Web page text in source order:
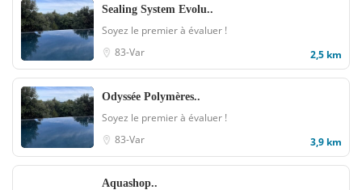
Sealing System Evolu..
Soyez le premier à évaluer !
83-Var
2,5 km
Odyssée Polymères..
Soyez le premier à évaluer !
83-Var
3,9 km
Aquashop..